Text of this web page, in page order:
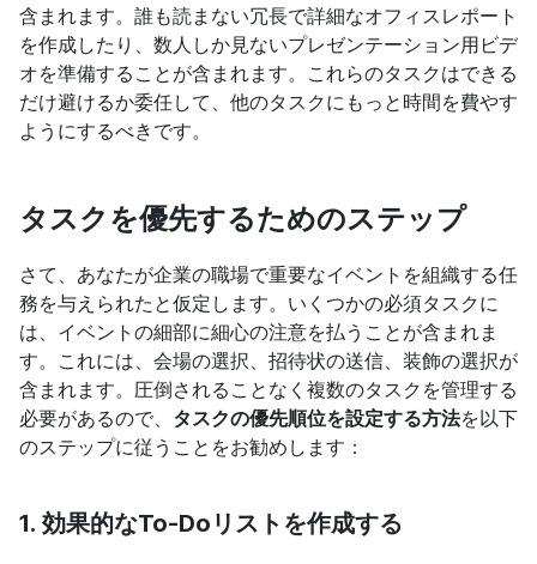
含まれます。誰も読まない冗長で詳細なオフィスレポート
を作成したり、数人しか見ないプレゼンテーション用ビデ
オを準備することが含まれます。これらのタスクはできる
だけ避けるか委任して、他のタスクにもっと時間を費やす
ようにするべきです。
タスクを優先するためのステップ
さて、あなたが企業の職場で重要なイベントを組織する任
務を与えられたと仮定します。いくつかの必須タスクに
は、イベントの細部に細心の注意を払うことが含まれま
す。これには、会場の選択、招待状の送信、装飾の選択が
含まれます。圧倒されることなく複数のタスクを管理する
必要があるので、 タスクの優先順位を設定する方法を以下
のステップに従うことをお勧めします：
1. 効果的なTo-Doリストを作成する